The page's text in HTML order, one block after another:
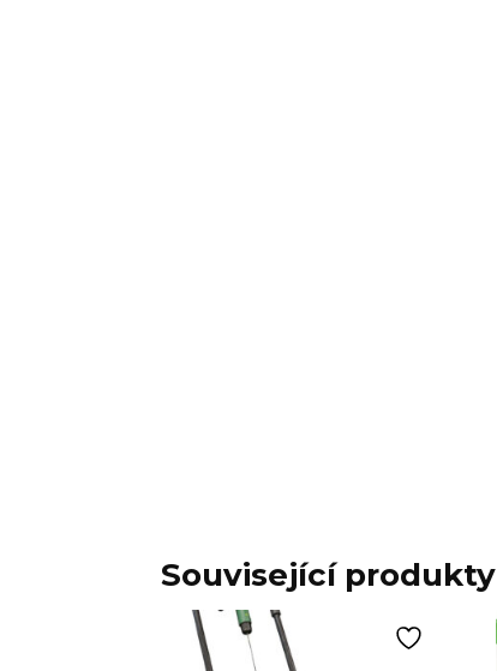
Související produkty